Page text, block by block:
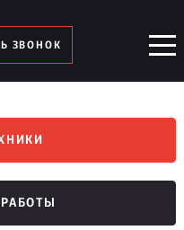
ЗВОНОК